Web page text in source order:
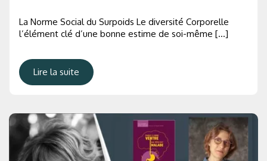
La Norme Social du Surpoids Le diversité Corporelle
l’élément clé d’une bonne estime de soi-même […]
Lire la suite